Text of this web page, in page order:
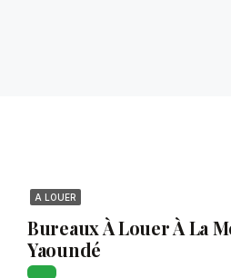
A LOUER
Bureaux À Louer À La
Yaoundé